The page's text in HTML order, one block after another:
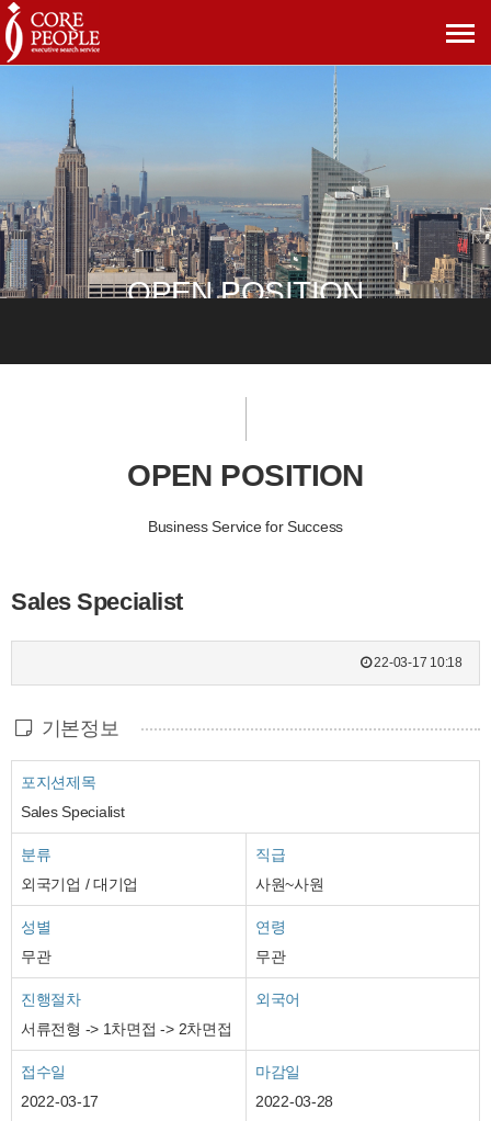
메
OPEN POSITION
OPEN POSITION
Business Service for Success
Sales Specialist
22-03-17 10:18
기본정보
포지션제목
Sales Specialist
분류
외국기업 / 대기업
직급
사원~사원
성별
무관
연령
무관
진행절차
서류전형 -> 1차면접 -> 2차면접
외국어
접수일
2022-03-17
마감일
2022-03-28